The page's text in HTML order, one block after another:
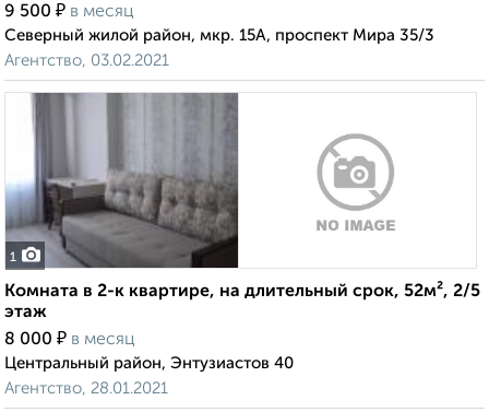
9 500 ₽ в месяц
Северный жилой район, мкр. 15А, проспект Мира 35/3
Агентство, 03.02.2021
1
Комната в 2-к квартире, на длительный срок, 52м², 2/5
этаж
8 000 ₽ в месяц
Центральный район, Энтузиастов 40
Агентство, 28.01.2021